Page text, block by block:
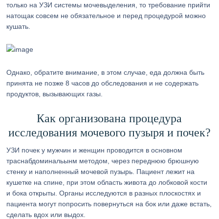
только на УЗИ системы мочевыделения, то требование прийти
натощак совсем не обязательное и перед процедурой можно
кушать.
Однако, обратите внимание, в этом случае, еда должна быть
принята не позже 8 часов до обследования и не содержать
продуктов, вызывающих газы.
Как организована процедура
исследования мочевого пузыря и почек?
УЗИ почек у мужчин и женщин проводится в основном
траснабдоминальынм методом, через переднюю брюшную
стенку и наполненный мочевой пузырь. Пациент лежит на
кушетке на спине, при этом область живота до лобковой кости
и бока открыты. Органы исследуются в разных плоскостях и
пациента могут попросить повернуться на бок или даже встать,
сделать вдох или выдох.